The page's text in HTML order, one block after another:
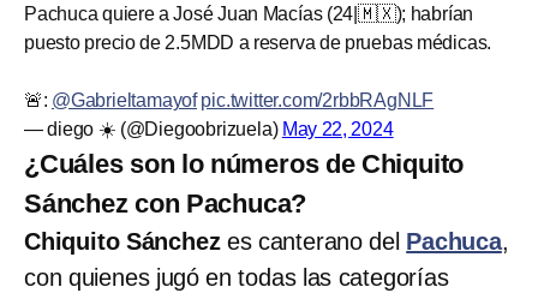
Pachuca quiere a José Juan Macías (24|🇲🇽); habrían
puesto precio de 2.5MDD a reserva de pruebas médicas.
🚨: @Gabrieltamayof pic.twitter.com/2rbbRAgNLF
— diego ☀️ (@Diegoobrizuela) May 22, 2024
¿Cuáles son lo números de Chiquito
Sánchez con Pachuca?
Chiquito Sánchezes canterano del Pachuca,
con quienes jugó en todas las categorías